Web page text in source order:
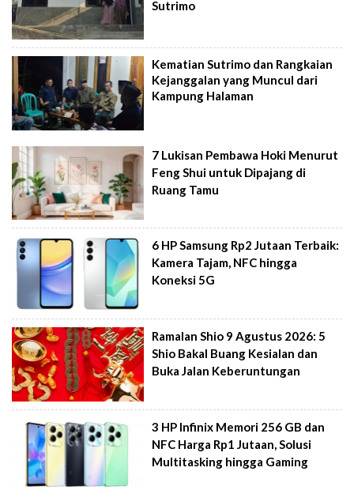
Sutrimo
Kematian Sutrimo dan Rangkaian
Kejanggalan yang Muncul dari
Kampung Halaman
7 Lukisan Pembawa Hoki Menurut
Feng Shui untuk Dipajang di
Ruang Tamu
6 HP Samsung Rp2 Jutaan Terbaik:
Kamera Tajam, NFC hingga
Koneksi 5G
Ramalan Shio 9 Agustus 2026: 5
Shio Bakal Buang Kesialan dan
Buka Jalan Keberuntungan
3 HP Infinix Memori 256 GB dan
NFC Harga Rp1 Jutaan, Solusi
Multitasking hingga Gaming